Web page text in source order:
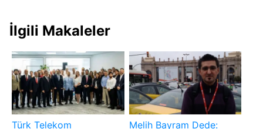
İlgili Makaleler
Türk Telekom Melih Bayram Dede: